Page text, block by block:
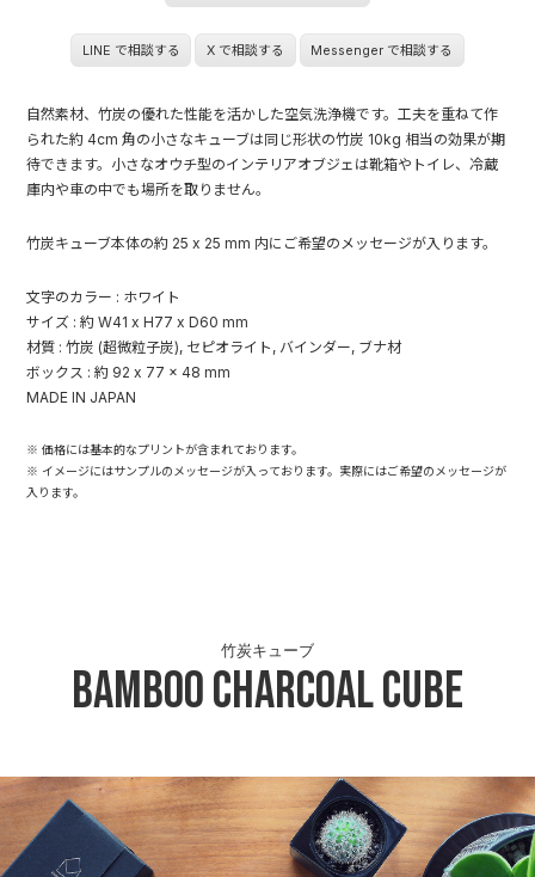
LINE で相談する X で相談する Messenger で相談する
自然素材、竹炭の優れた性能を活かした空気洗浄機です。工夫を重ねて作
られた約 4cm 角の小さなキューブは同じ形状の竹炭 10kg 相当の効果が期
待できます。小さなオウチ型のインテリアオブジェは靴箱やトイレ、冷蔵
庫内や車の中でも場所を取りません。
竹炭キューブ本体の約 25 x 25 mm 内にご希望のメッセージが入ります。
文字のカラー : ホワイト
サイズ : 約 W41 x H77 x D60 mm
材質 : 竹炭 (超微粒子炭), セピオライト, バインダー, ブナ材
ボックス : 約 92 x 77 x 48 mm
MADE IN JAPAN
※ 価格には基本的なプリントが含まれております。
※ イメージにはサンプルのメッセージが入っております。実際にはご希望のメッセージが
入ります。
Bamboo Charcoal Cube
竹炭キューブ